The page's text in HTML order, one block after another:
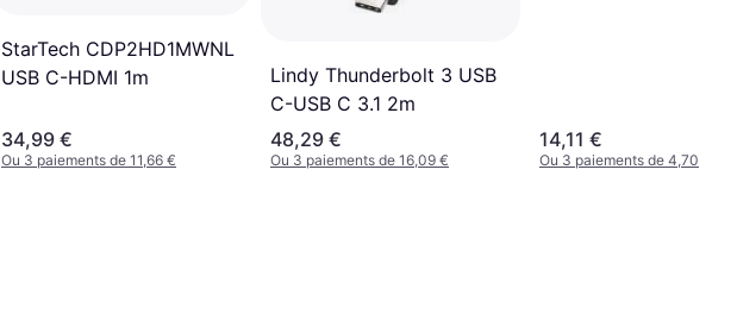
StarTech CDP2HD1MWNL
USB C-HDMI 1m
34,99 €
Ou 3 paiements de 11,66 €
Lindy Thunderbolt 3 USB
C-USB C 3.1 2m
48,29 €
Ou 3 paiements de 16,09 €
14,11 €
Ou 3 paiements de 4,70 €